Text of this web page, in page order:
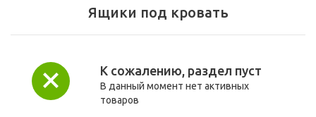
Ящики под кровать
К сожалению, раздел пуст
В данный момент нет активных
товаров